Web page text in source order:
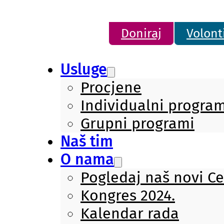
Doniraj
Usluge
Procjene
Individualni
Grupni programi
Naš tim
O nama
Pogledaj naš novi
Kongres 2024.
Kalendar rada